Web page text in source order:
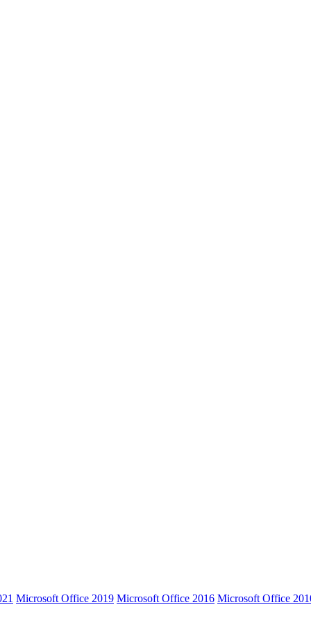
Microsoft Office 2019 Microsoft Office 2016 Microsoft Office